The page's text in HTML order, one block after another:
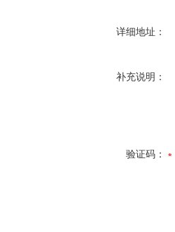
详细地址：
补充说明：
验证码：